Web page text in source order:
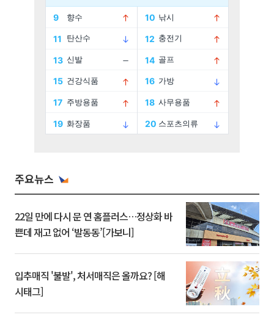
주요뉴스
22일 만에 다시 문 연 홈플러스…정상화 바
쁜데 재고 없어 ‘발동동’[가보니]
입추매직 '불발', 처서매직은 올까요? [해
시태그]